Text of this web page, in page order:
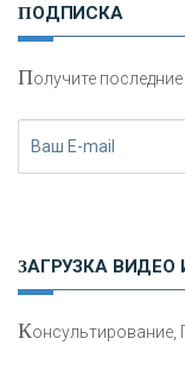
сохранения и
ПОДПИСКА
Получите
ЗАГРУЗКА
Консультирование,